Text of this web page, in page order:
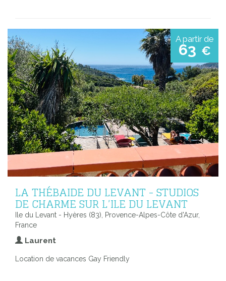
A partir de
63 €
LA THÉBAIDE DU LEVANT - STUDIOS
DE CHARME SUR L’ILE DU LEVANT
Ile du Levant - Hyères (83), Provence-Alpes-Côte d'Azur,
France
Laurent
Location de vacances Gay Friendly